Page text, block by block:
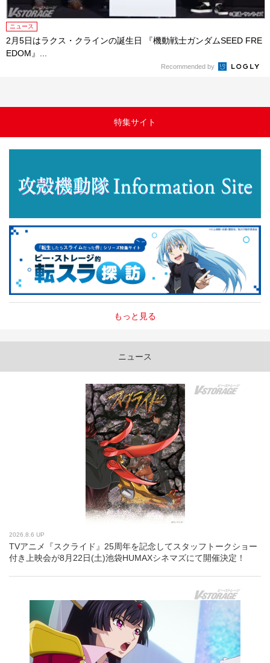
ニュース
2月5日はラクス・クラインの誕生日 『機動戦士ガンダムSEED FRE
EDOM』...
Recommended by
特集サイト
もっと見る
ニュース
2026.8.6 UP
TVアニメ『スクライド』25周年を記念してスタッフトークショー
付き上映会が8月22日(土)池袋HUMAXシネマズにて開催決定！